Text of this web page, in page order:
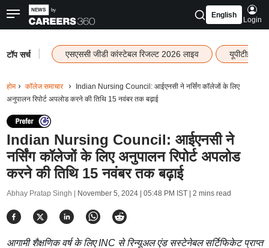
English
Login
टॉप सर्च एसएससी जीडी कांस्टेबल रिजल्ट 2026 लाइव यूपीटीईटी
होम कॉलेज समाचार
Indian Nursing Council: आईएनसी ने नर्सिंग कॉलेजों के लिए
अनुपालन रिपोर्ट अपलोड करने की तिथि 15 नवंबर तक बढ़ाई
Indian Nursing Council: आईएनसी ने
नर्सिंग कॉलेजों के लिए अनुपालन रिपोर्ट अपलोड
करने की तिथि 15 नवंबर तक बढ़ाई
Abhay Pratap Singh | November 5, 2024 | 05:48 PM IST| 2 mins read
आगामी शैक्षणिक वर्ष के लिए INC से रिन्यूअल एंड सस्टेनेबल सर्टिफिकेट प्राप्त